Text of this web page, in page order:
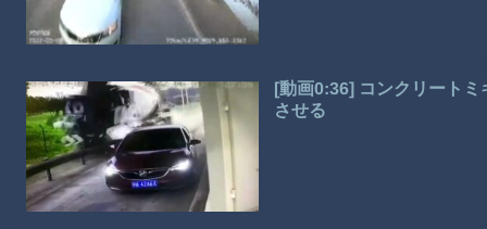
[動画0:36] コンクリート
させる